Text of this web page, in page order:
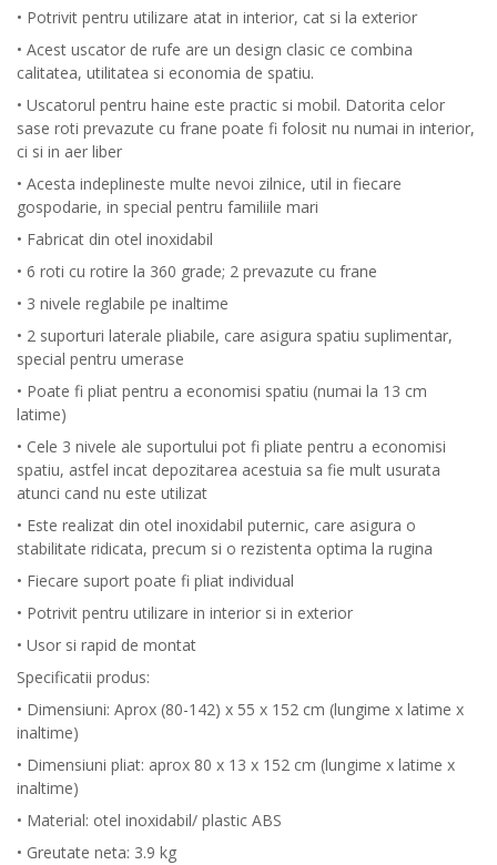
• Potrivit pentru utilizare atat in interior, cat si la exterior
• Acest uscator de rufe are un design clasic ce combina
calitatea, utilitatea si economia de spatiu.
• Uscatorul pentru haine este practic si mobil. Datorita celor
sase roti prevazute cu frane poate fi folosit nu numai in interior,
ci si in aer liber
• Acesta indeplineste multe nevoi zilnice, util in fiecare
gospodarie, in special pentru familiile mari
• Fabricat din otel inoxidabil
• 6 roti cu rotire la 360 grade; 2 prevazute cu frane
• 3 nivele reglabile pe inaltime
• 2 suporturi laterale pliabile, care asigura spatiu suplimentar,
special pentru umerase
• Poate fi pliat pentru a economisi spatiu (numai la 13 cm
latime)
• Cele 3 nivele ale suportului pot fi pliate pentru a economisi
spatiu, astfel incat depozitarea acestuia sa fie mult usurata
atunci cand nu este utilizat
• Este realizat din otel inoxidabil puternic, care asigura o
stabilitate ridicata, precum si o rezistenta optima la rugina
• Fiecare suport poate fi pliat individual
• Potrivit pentru utilizare in interior si in exterior
• Usor si rapid de montat
Specificatii produs:
• Dimensiuni: Aprox (80-142) x 55 x 152 cm (lungime x latime x
inaltime)
• Dimensiuni pliat: aprox 80 x 13 x 152 cm (lungime x latime x
inaltime)
• Material: otel inoxidabil/ plastic ABS
• Greutate neta: 3.9 kg